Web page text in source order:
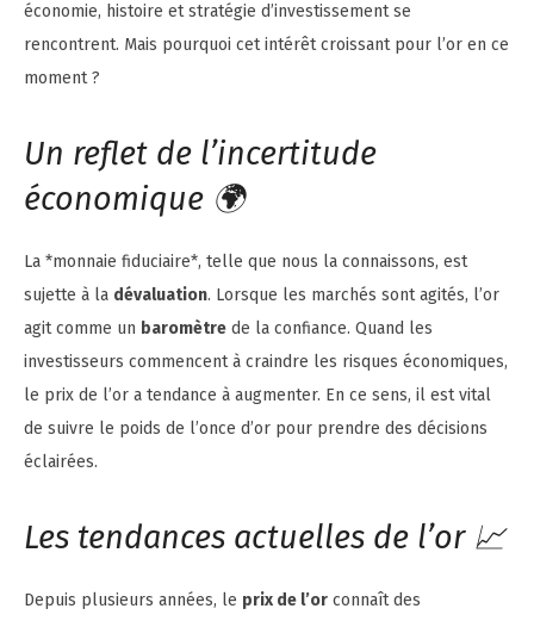
économie, histoire et stratégie d’investissement se
rencontrent. Mais pourquoi cet intérêt croissant pour l’or en ce
moment ?
Un reflet de l’incertitude
économique 🌍
La *monnaie fiduciaire*, telle que nous la connaissons, est
sujette à la dévaluation. Lorsque les marchés sont agités, l’or
agit comme un baromètre de la confiance. Quand les
investisseurs commencent à craindre les risques économiques,
le prix de l’or a tendance à augmenter. En ce sens, il est vital
de suivre le poids de l’once d’or pour prendre des décisions
éclairées.
Les tendances actuelles de l’or 📈
Depuis plusieurs années, le prix de l’or connaît des